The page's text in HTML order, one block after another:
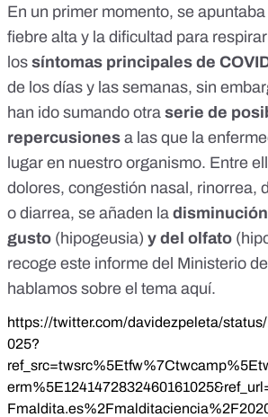
En un primer momento, se
fiebre alta y la dificultad para
los síntomas principales de
de los días y las semanas, sin
han ido sumando otra serie de
repercusiones a las que la
lugar en nuestro organismo. Entre
dolores, congestión nasal, rinorrea,
o diarrea, se añaden la
gusto (hipogeusia) y del olfato
recoge este informe del Ministerio
hablamos sobre el tema aquí.
https://twitter.com/davidezpeleta/
025?